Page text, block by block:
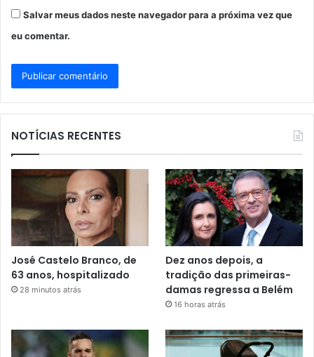
Salvar meus dados neste navegador para a próxima vez que
eu comentar.
NOTÍCIAS RECENTES
José Castelo Branco, de
63 anos, hospitalizado
28 minutos atrás
Dez anos depois, a
tradição das primeiras-
damas regressa a Belém
16 horas atrás